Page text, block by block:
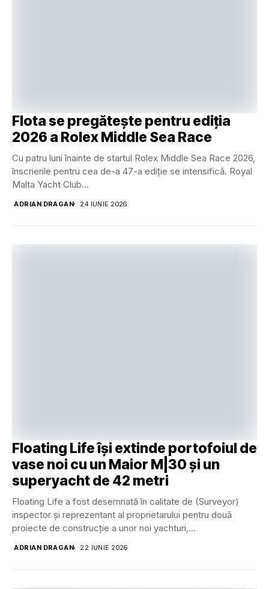
Flota se pregătește pentru ediția
2026 a Rolex Middle Sea Race
Cu patru luni înainte de startul Rolex Middle Sea Race 2026,
înscrierile pentru cea de-a 47-a ediție se intensifică. Royal
Malta Yacht Club...
ADRIAN DRAGAN 24 IUNIE 2026
Floating Life își extinde portofoiul de
vase noi cu un Maior M|30 și un
superyacht de 42 metri
Floating Life a fost desemnată în calitate de (Surveyor)
inspector și reprezentant al proprietarului pentru două
proiecte de construcție a unor noi yachturi,...
ADRIAN DRAGAN 22 IUNIE 2026